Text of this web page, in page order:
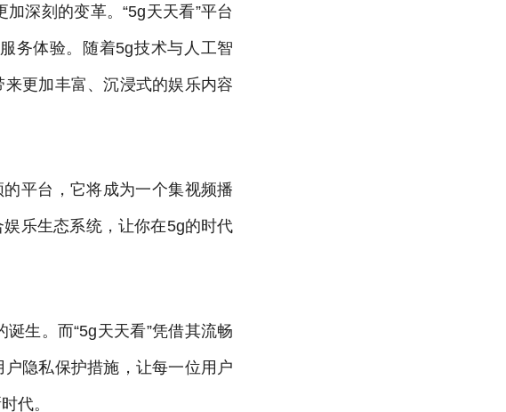
深刻的变革。“5g天天看”平台
务体验。随着5g技术与人工智
更加丰富、沉浸式的娱乐内容
平台，它将成为一个集视频播
乐生态系统，让你在5g的时代
生。而“5g天天看”凭借其流畅
隐私保护措施，让每一位用户
代。